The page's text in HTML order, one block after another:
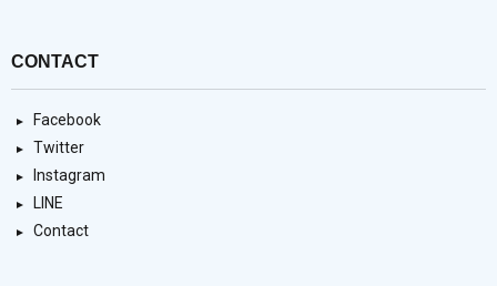
CONTACT
Facebook
Twitter
Instagram
LINE
Contact